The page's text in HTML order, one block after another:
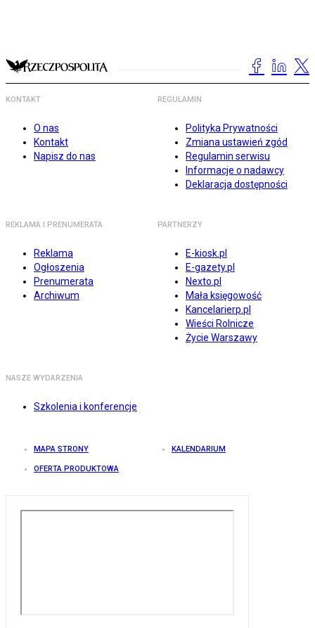
KONTAKT
O nas
Kontakt
Napisz do nas
REGULAMIN
Polityka Prywatności
Zmiana ustawień zgód
Regulamin serwisu
Informacje o nadawcy
Deklaracja dostępności
REKLAMA I PRENUMERATA
Reklama
Ogłoszenia
Prenumerata
Archiwum
PARTNERZY
E-kiosk.pl
E-gazety.pl
Nexto.pl
Mała księgowość
Kancelarierp.pl
Wieści Rolnicze
Życie Warszawy
NASZE WYDARZENIA
Szkolenia i konferencje
MAPA STRONY KALENDARIUM
OFERTA PRODUKTOWA